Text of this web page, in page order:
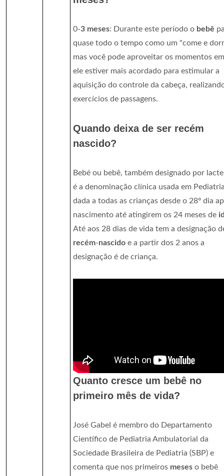
0-3 meses: Durante este período o bebê
quase todo o tempo como um "come e
mas você pode aproveitar os momentos
ele estiver mais acordado para estimular a
aquisição do controle da cabeça,
exercícios de passagens.
Quando deixa de ser recém
nascido?
Bebé ou bebê, também designado por
é a denominação clínica usada em
dada a todas as crianças desde o 28º dia
nascimento até atingirem os 24 meses de
Até aos 28 dias de vida tem a designação
recém-nascido e a partir dos 2 anos a
designação é de criança.
Quanto cresce um bebê no
primeiro mês de vida?
José Gabel é membro do Departamento
Científico de Pediatria Ambulatorial da
Sociedade Brasileira de Pediatria (SBP) e
comenta que nos primeiros meses o bebê